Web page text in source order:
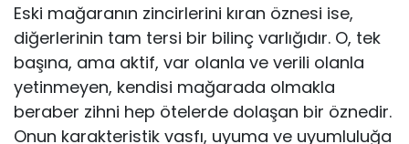
Eski mağaranın zincirlerini kıran öznesi ise,
diğerlerinin tam tersi bir bilinç varlığıdır. O, tek
başına, ama aktif, var olanla ve verili olanla
yetinme­yen, kendisi mağarada olmakla
beraber zihni hep ötelerde dolaşan bir öz­nedir.
Onun karakteristik vasfı, uyuma ve uyumluluğa